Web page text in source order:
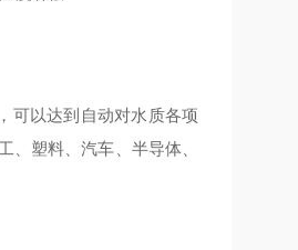
可以达到自动对水质各项
塑料、汽车、半导体、